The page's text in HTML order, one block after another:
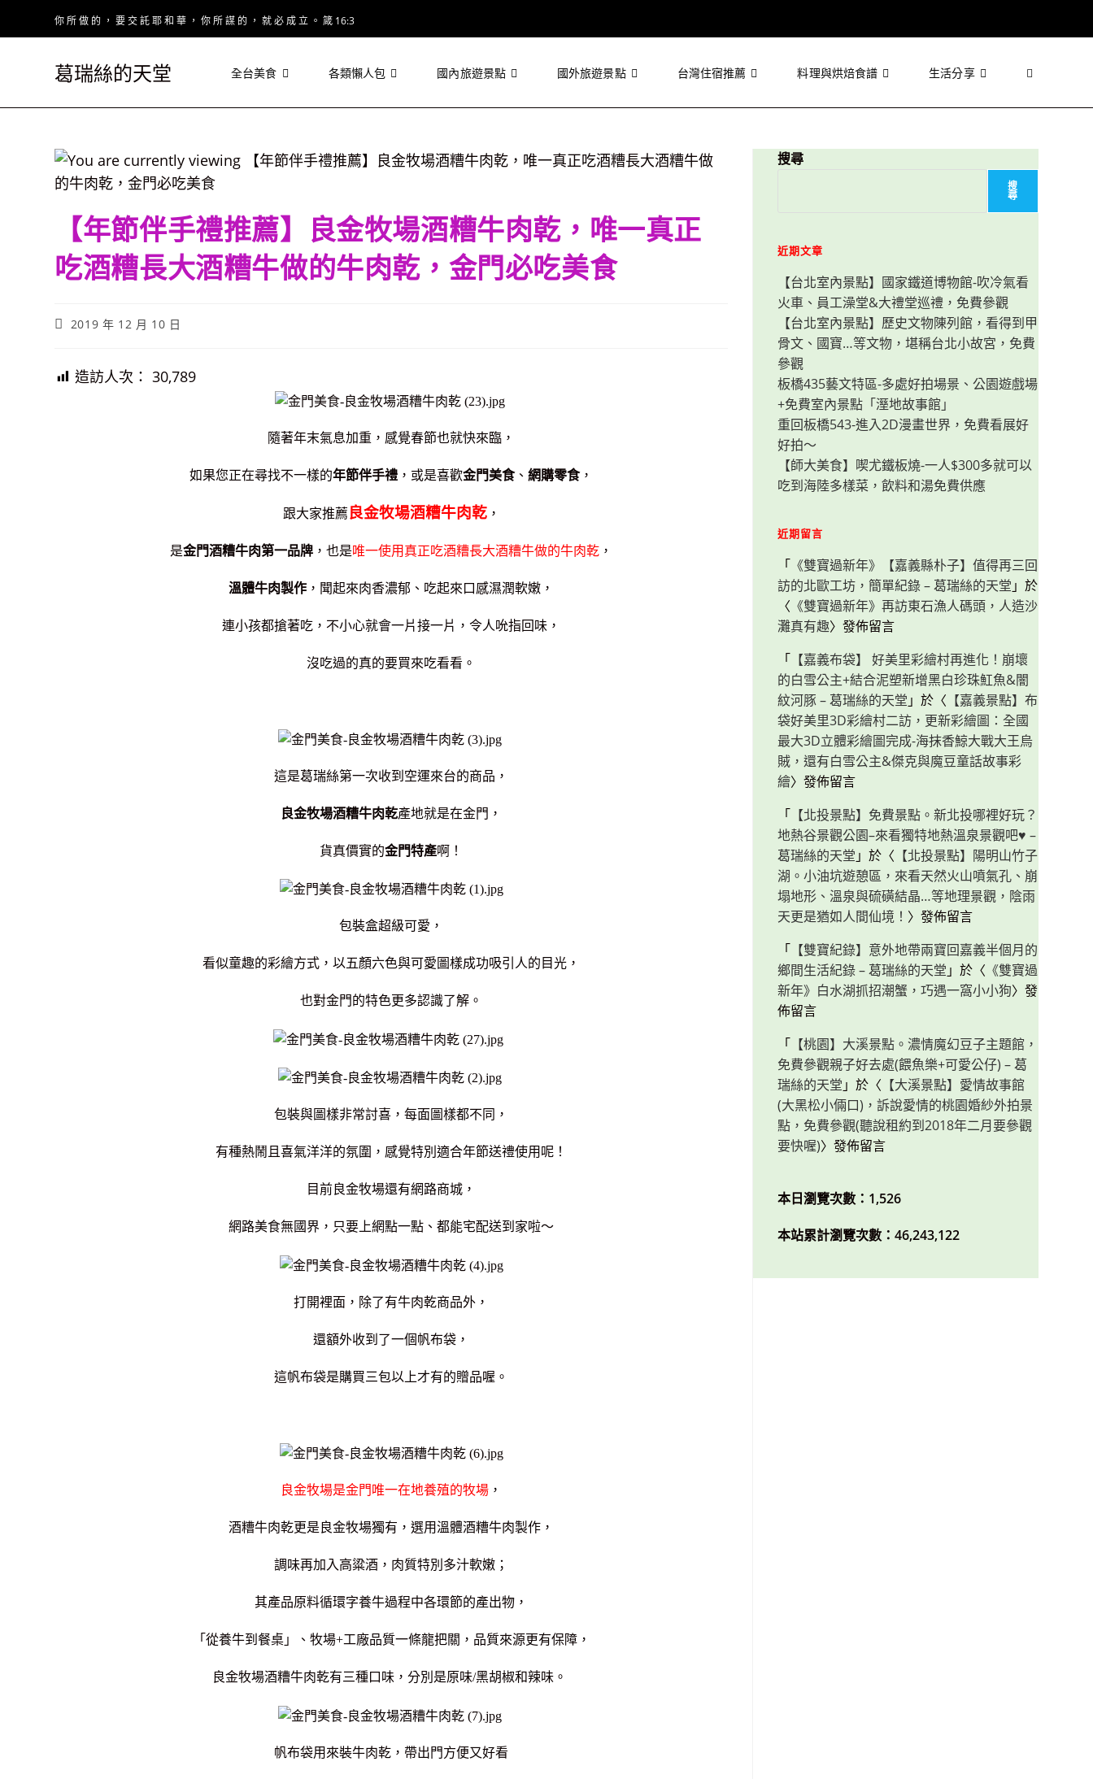
你 所 做 的 ， 要 交 託 耶 和 華 ， 你 所 謀 的 ， 就 必 成 立 。 箴 16:3
葛瑞絲的天堂 全台美食 各類懶人包 國內旅遊景點 國外旅遊景點 台灣住宿推薦 料理與烘焙食譜 生活分享 Toggle
search
【年節伴手禮推薦】良金牧場酒糟牛肉乾，唯一真正
吃酒糟長大酒糟牛做的牛肉乾，金門必吃美食
Post2019 年 12 月 10 日
造訪人次： 30,789
隨著年末氣息加重，感覺春節也就快來臨，
如果您正在尋找不一樣的年節伴手禮 ，或是喜歡金門美食、網購零食，
跟大家推薦 良金牧場酒糟牛肉乾，
是金門酒糟牛肉第一品牌 ，也是唯一使用真正吃酒糟長大酒糟牛做的牛肉乾 ，
溫體牛肉製作 ，聞起來肉香濃郁、吃起來口感濕潤軟嫩，
連小孩都搶著吃，不小心就會一片接一片，令人吮指回味，
沒吃過的真的要買來吃看看。
這是葛瑞絲第一次收到空運來台的商品，
良金牧場酒糟牛肉乾產地就是在金門，
貨真價實的金門特產啊！
包裝盒超級可愛，
看似童趣的彩繪方式，以五顏六色與可愛圖樣成功吸引人的目光，
也對金門的特色更多認識了解。
包裝與圖樣非常討喜，每面圖樣都不同，
有種熱鬧且喜氣洋洋的氛圍， 感覺特別適合年節送禮使用呢！
目前良金牧場還有網路商城，
網路美食無國界，只要上網點一點、都能宅配送到家啦～
打開裡面，除了有牛肉乾商品外，
還額外收到了一個帆布袋，
這帆布袋是購買三包以上才有的贈品喔。
良金牧場是金門唯一在地養殖的牧場 ，
酒糟牛肉乾更是良金牧場獨有，選用溫體酒糟牛肉製作，
調味再加入高粱酒，肉質特別多汁軟嫩；
其產品原料循環字養牛過程中各環節的產出物，
「從養牛到餐桌」、牧場+工廠品質一條龍把關，品質來源更有保障，
良金牧場酒糟牛肉乾有三種口味， 分別是原味/黑胡椒和辣味。
帆布袋用來裝牛肉乾，帶出門方便又好看
搜尋
搜
尋
近期文章
【台北室內景點】國家鐵道博物館-吹冷氣看
火車、員工澡堂&大禮堂巡禮，免費參觀
【台北室內景點】歷史文物陳列館，看得到甲
骨文、國寶…等文物，堪稱台北小故宮，免費
參觀
板橋435藝文特區-多處好拍場景、公園遊戲場
+免費室內景點「溼地故事館」
重回板橋543-進入2D漫畫世界，免費看展好
好拍～
【師大美食】喫尤鐵板燒-一人$300多就可以
吃到海陸多樣菜，飲料和湯免費供應
近期留言
「 《雙寶過新年》【嘉義縣朴子】值得再三回
訪的北歐工坊，簡單紀錄 – 葛瑞絲的天堂 」於
〈 《雙寶過新年》再訪東石漁人碼頭，人造沙
灘真有趣〉發佈留言
「 【嘉義布袋】 好美里彩繪村再進化！崩壞
的白雪公主+結合泥塑新增黑白珍珠魟魚&闇
紋河豚 – 葛瑞絲的天堂 」於〈 【嘉義景點】布
袋好美里3D彩繪村二訪，更新彩繪圖：全國
最大3D立體彩繪圖完成-海抹香鯨大戰大王烏
賊，還有白雪公主&傑克與魔豆童話故事彩
繪〉發佈留言
「 【北投景點】免費景點。新北投哪裡好玩？
地熱谷景觀公園–來看獨特地熱溫泉景觀吧♥ –
葛瑞絲的天堂 」於〈 【北投景點】陽明山竹子
湖。小油坑遊憩區，來看天然火山噴氣孔、崩
塌地形、溫泉與硫磺結晶…等地理景觀，陰雨
天更是猶如人間仙境！ 〉發佈留言
「 【雙寶紀錄】意外地帶兩寶回嘉義半個月的
鄉間生活紀錄 – 葛瑞絲的天堂 」於〈 《雙寶過
新年》白水湖抓招潮蟹，巧遇一窩小小狗〉發
佈留言
「 【桃園】大溪景點。濃情魔幻豆子主題館，
免費參觀親子好去處(餵魚樂+可愛公仔) – 葛
瑞絲的天堂 」於〈 【大溪景點】愛情故事館
(大黑松小倆口)，訴說愛情的桃園婚紗外拍景
點，免費參觀(聽說租約到2018年二月要參觀
要快喔)〉發佈留言
本日瀏覽次數：1,526
本站累計瀏覽次數：46,243,122